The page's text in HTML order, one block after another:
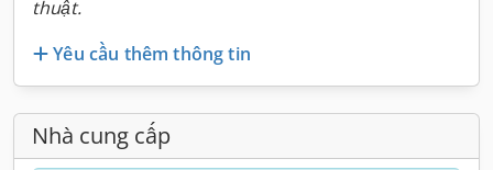
thuật.
Yêu cầu thêm thông tin
Nhà cung cấp